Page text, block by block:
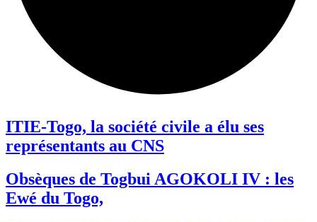
ITIE-Togo, la société civile a élu ses
représentants au CNS
Obsèques de Togbui AGOKOLI IV : les
Ewé du Togo,